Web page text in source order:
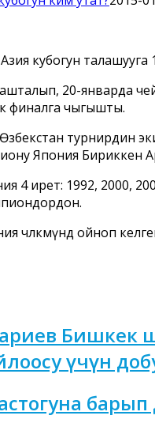
кубогун
20-январда
финалга чыгышты.
турнирдин
Япония Бириккен
4 ирет: 1992, 2000,
чөлкөмүндө ойноп
Бишкек
үчүн